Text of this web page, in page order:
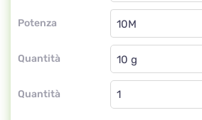
Potenza
Globuli
10M
Quantità
Globuli
Quantità